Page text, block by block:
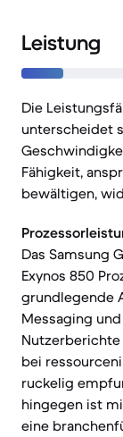
Leistung
Die
unterscheidet
Fähigkeit,
bewältigen,
Das Samsung
Exynos 850
grundlegende
Messaging
Nutzerberichte
bei
ruckelig
hingegen ist
eine